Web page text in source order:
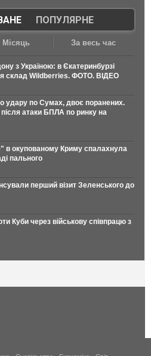
| ПОПУЛЯРНЕ
Місяць За весь час
з Україною: в Єкатеринбурзі
склад Wildberries. ФОТО. ВІДЕО
удару по Сумах, двоє поранених.
атаки БПЛА по ринку на
в окупованому Криму спалахнула
пального
перший візит Зеленського до
Куби через військову співпрацю з